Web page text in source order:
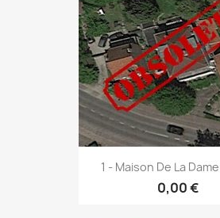
1 - Maison De La
0,00 €